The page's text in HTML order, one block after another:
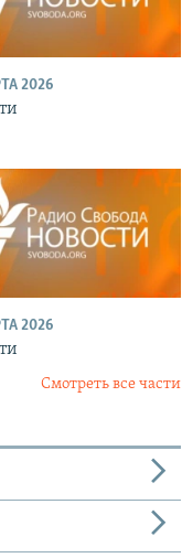
2026
2026
Смотреть все части